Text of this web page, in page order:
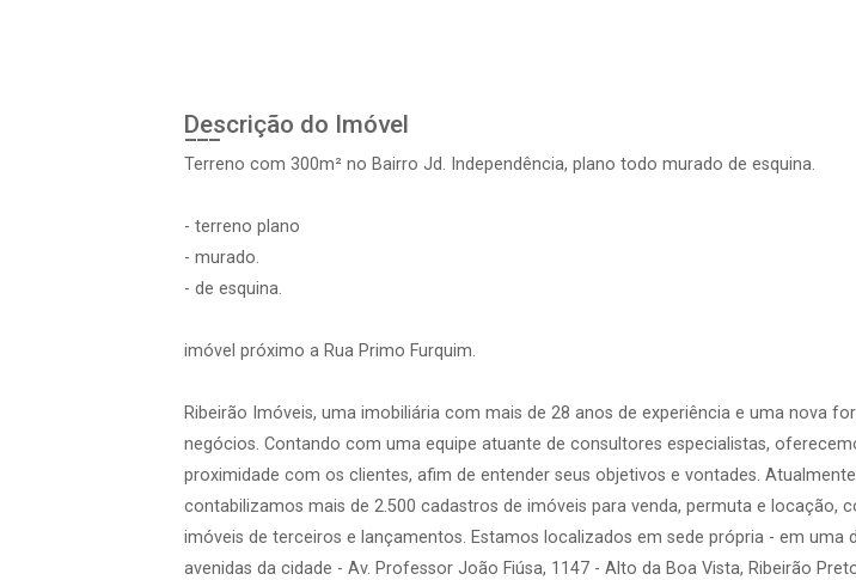
Descrição do Imóvel
Terreno com 300m² no Bairro Jd. Independência, plano todo murado de esquina.
- terreno plano
- murado.
- de esquina.
imóvel próximo a Rua Primo Furquim.
Ribeirão Imóveis, uma imobiliária com mais de 28 anos de experiência e uma nova
negócios. Contando com uma equipe atuante de consultores especialistas,
proximidade com os clientes, afim de entender seus objetivos e vontades.
contabilizamos mais de 2.500 cadastros de imóveis para venda, permuta e locação,
imóveis de terceiros e lançamentos. Estamos localizados em sede própria - em uma
avenidas da cidade - Av. Professor João Fiúsa, 1147 - Alto da Boa Vista, Ribeirão